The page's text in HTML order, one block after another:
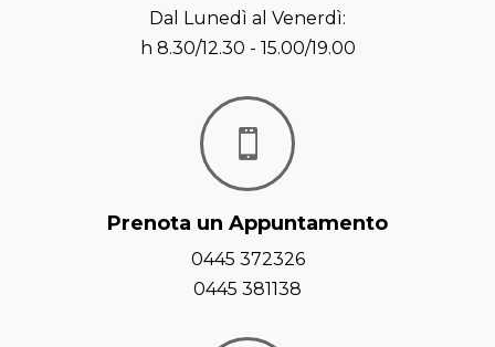
Dal Lunedì al Venerdì:
h 8.30/12.30 - 15.00/19.00

Prenota un Appuntamento
0445 372326
0445 381138